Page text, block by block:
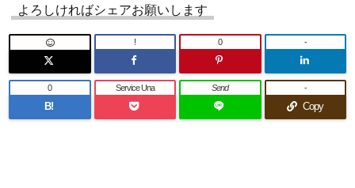
よろしければシェアお願いします
! 0 -
B!
0 Service Una Send
Copy
-